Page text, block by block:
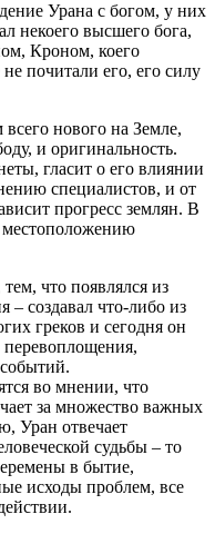
Урана с богом, у них
некоего высшего бога,
Кроном, коего
почитали его, его силу
нового на Земле,
и оригинальность.
гласит о его влиянии
специалистов, и от
прогресс землян. В
местоположению
что появлялся из
– создавал что-либо из
греков и сегодня он
перевоплощения,
во мнении, что
за множество важных
Уран отвечает
судьбы – то
в бытие,
исходы проблем, все